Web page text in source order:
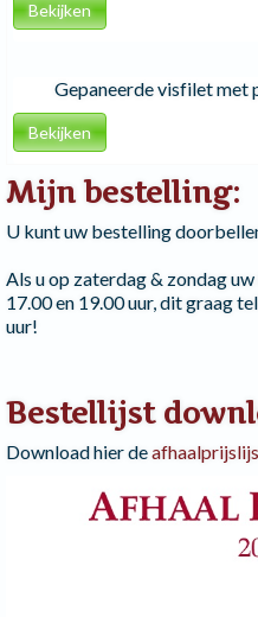
Bekijken
Gepaneerde visfilet met
Bekijken
Mijn bestelling:
U kunt uw bestelling
Als u op zaterdag & zondag
17.00 en 19.00 uur, dit graag
uur!
Bestellijst
Download hier de